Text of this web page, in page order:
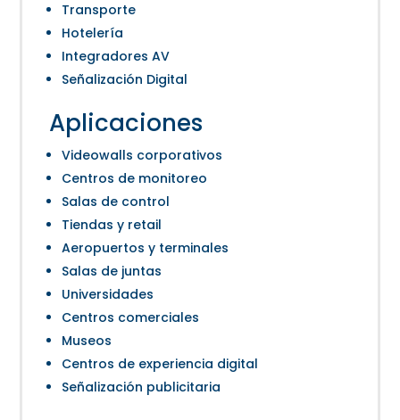
Transporte
Hotelería
Integradores AV
Señalización Digital
Aplicaciones
Videowalls corporativos
Centros de monitoreo
Salas de control
Tiendas y retail
Aeropuertos y terminales
Salas de juntas
Universidades
Centros comerciales
Museos
Centros de experiencia digital
Señalización publicitaria